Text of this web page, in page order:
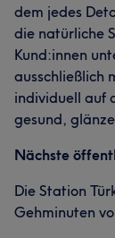
dem jedes
die natürliche
Kund:innen
ausschließlich
individuell auf
gesund,
Nächste
Die Station
Gehminuten